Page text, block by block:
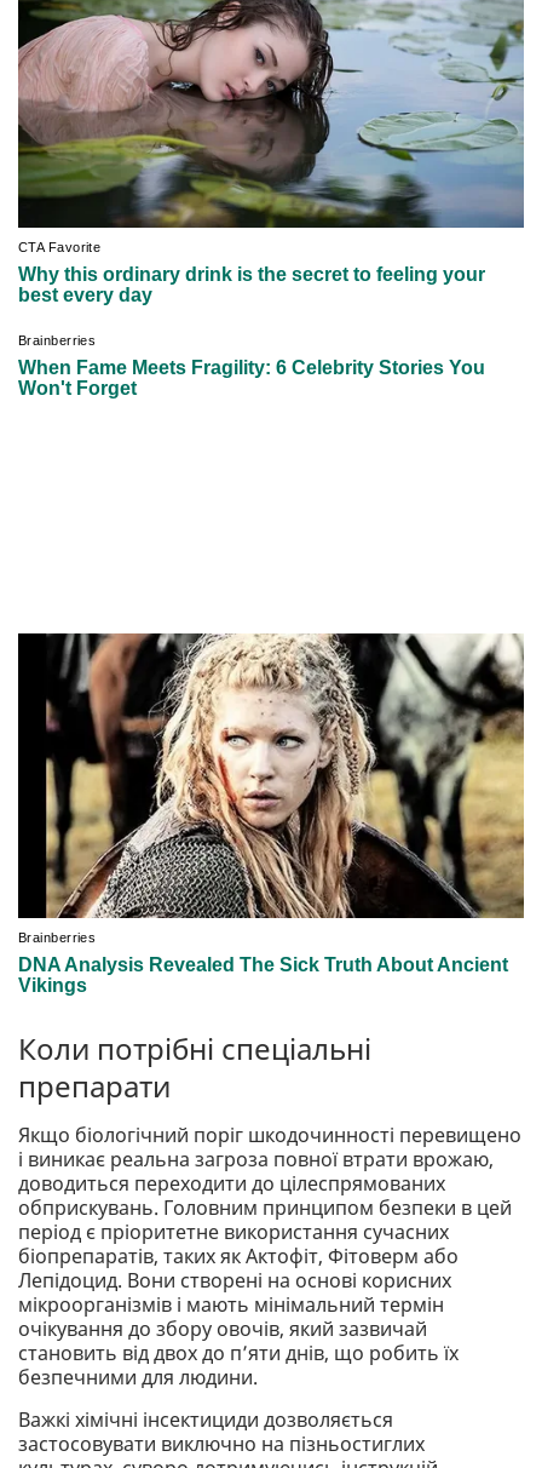
Коли потрібні спеціальні
препарати
Якщо біологічний поріг шкодочинності перевищено
і виникає реальна загроза повної втрати врожаю,
доводиться переходити до цілеспрямованих
обприскувань. Головним принципом безпеки в цей
період є пріоритетне використання сучасних
біопрепаратів, таких як Актофіт, Фітоверм або
Лепідоцид. Вони створені на основі корисних
мікроорганізмів і мають мінімальний термін
очікування до збору овочів, який зазвичай
становить від двох до п’яти днів, що робить їх
безпечними для людини.
Важкі хімічні інсектициди дозволяється
застосовувати виключно на пізньостиглих